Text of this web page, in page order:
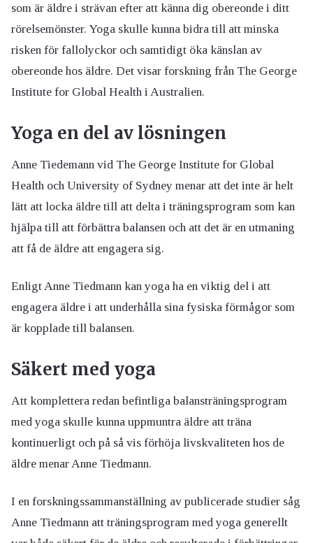
som är äldre i strävan efter att känna dig obereonde i ditt
rörelsemönster. Yoga skulle kunna bidra till att minska
risken för fallolyckor och samtidigt öka känslan av
obereonde hos äldre. Det visar forskning från The George
Institute for Global Health i Australien.
Yoga en del av lösningen
Anne Tiedemann vid The George Institute for Global
Health och University of Sydney menar att det inte är helt
lätt att locka äldre till att delta i träningsprogram som kan
hjälpa till att förbättra balansen och att det är en utmaning
att få de äldre att engagera sig.
Enligt Anne Tiedmann kan yoga ha en viktig del i att
engagera äldre i att underhålla sina fysiska förmågor som
är kopplade till balansen.
Säkert med yoga
Att komplettera redan befintliga balansträningsprogram
med yoga skulle kunna uppmuntra äldre att träna
kontinuerligt och på så vis förhöja livskvaliteten hos de
äldre menar Anne Tiedmann.
I en forskningssammanställning av publicerade studier såg
Anne Tiedmann att träningsprogram med yoga generellt